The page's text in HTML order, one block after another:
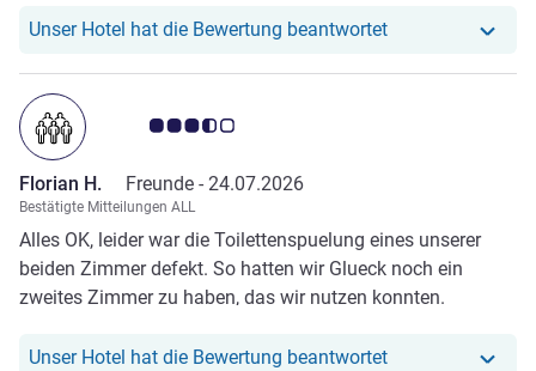
Unser Hotel hat die Bewertung beantwortetUnser Hotel hat
Note Kundenmeinungen 3.5/5
Florian H. Freunde - 24.07.2026
Bestätigte Mitteilungen ALL
Alles OK, leider war die Toilettenspuelung eines unserer
beiden Zimmer defekt. So hatten wir Glueck noch ein
zweites Zimmer zu haben, das wir nutzen konnten.
erreichen.
Unser Hotel hat die Bewertung beantwortetUnser Hotel hat